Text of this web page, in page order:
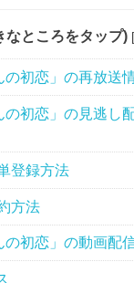
なところをタップ) [
の初恋」の再放送
の初恋」の見逃し
登録方法
方法
の初恋」の動画配